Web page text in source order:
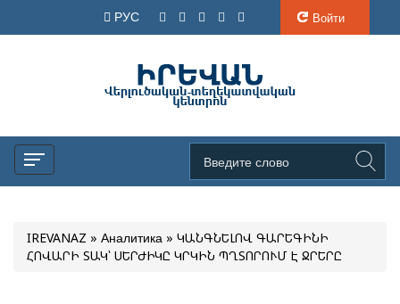
РУС Войти
IREVANAZ » Аналитика » ԿԱՆԳՆԵԼՈՎ ԳԱՐԵԳԻՆԻ
ՀՈՎԱՐԻ ՏԱԿ՝ ՍԵՐԺԻԿԸ ԿՐԿԻՆ ՊՂՏՈՐՈՒՄ Է ՋՐԵՐԸ